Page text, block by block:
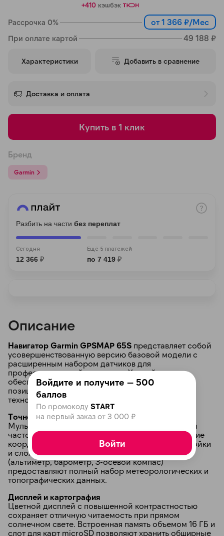
+410 кэшбэк
Рассрочка 0% от 1 366 ₽/Мес
При оплате картой 49 188 ₽
Характеристики Добавить в сравнение
Доставка и оплата
Купить в 1 клик
Бренд
Garmin
Разбить на части без переплат
Сегодня
12 366 ₽
Ещё 5 платежей
по 7 419 ₽
Описание
Навигатор Garmin GPSMAP 65S представляет собой
усовершенствованную версию базовой модели с
расширенным набором датчиков для
профессиональной навигации. Устройство
обеспечивает высочайшую точность
позиционирования благодаря мультичастотной
технологии приема спутниковых сигналов.
Точность и навигационные датчики
Мультичастотный приемник GNSS с поддержкой
частоты L5 обеспечивает стабильное определение
координат в условиях плотной городской застройки
и сложного рельефа. Дополнительные датчики
(альтиметр, барометр, 3-осевой компас)
предоставляют полный набор метеорологических и
топографических данных.
Дисплей и картография
Цветной дисплей с повышенной контрастностью
сохраняет отличную читаемость при прямом
солнечном свете. Встроенная память объемом 16 ГБ и
слот для карт microSD позволяют хранить обширные
списыватьсяс вашей карты
по25%каждые 2 недели
об оплате Плайтом
раз в 2 недели
Войдите и получите — 500
баллов
По промокоду START
на первый заказ от 3 000 ₽
Войти